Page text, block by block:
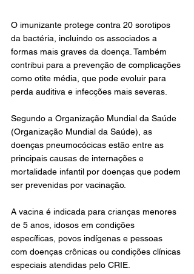
O imunizante protege contra 20 sorotipos
da bactéria, incluindo os associados a
formas mais graves da doença. Também
contribui para a prevenção de complicações
como otite média, que pode evoluir para
perda auditiva e infecções mais severas.
Segundo a Organização Mundial da Saúde
(Organização Mundial da Saúde), as
doenças pneumocócicas estão entre as
principais causas de internações e
mortalidade infantil por doenças que podem
ser prevenidas por vacinação.
A vacina é indicada para crianças menores
de 5 anos, idosos em condições
específicas, povos indígenas e pessoas
com doenças crônicas ou condições clínicas
especiais atendidas pelo CRIE.